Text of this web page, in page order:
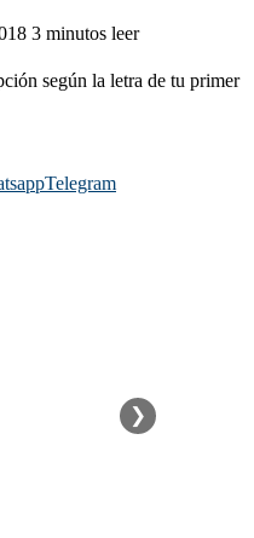
3 minutos leer
según la letra de tu primer
Telegram
❯